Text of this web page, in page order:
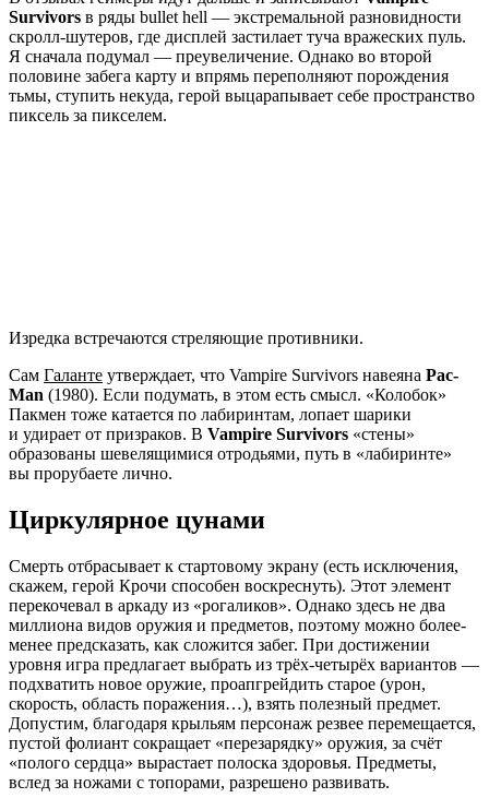
Survivors в ряды bullet hell — экстремальной разновидности
скролл-шутеров, где дисплей застилает туча вражеских пуль.
Я сначала подумал — преувеличение. Однако во второй
половине забега карту и впрямь переполняют порождения
тьмы, ступить некуда, герой выцарапывает себе пространство
пиксель за пикселем.
Изредка встречаются стреляющие противники.
Сам Галанте утверждает, что Vampire Survivors навеяна Pac-
Man (1980). Если подумать, в этом есть смысл. «Колобок»
Пакмен тоже катается по лабиринтам, лопает шарики
и удирает от призраков. В Vampire Survivors «стены»
образованы шевелящимися отродьями, путь в «лабиринте»
вы прорубаете лично.
Циркулярное цунами
Смерть отбрасывает к стартовому экрану (есть исключения,
скажем, герой Крочи способен воскреснуть). Этот элемент
перекочевал в аркаду из «рогаликов». Однако здесь не два
миллиона видов оружия и предметов, поэтому можно более-
менее предсказать, как сложится забег. При достижении
уровня игра предлагает выбрать из трёх-четырёх вариантов —
подхватить новое оружие, проапгрейдить старое (урон,
скорость, область поражения…), взять полезный предмет.
Допустим, благодаря крыльям персонаж резвее перемещается,
пустой фолиант сокращает «перезарядку» оружия, за счёт
«полого сердца» вырастает полоска здоровья. Предметы,
вслед за ножами с топорами, разрешено развивать.